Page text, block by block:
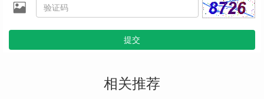
提交
相关推荐